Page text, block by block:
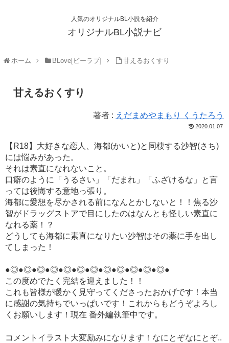
人気のオリジナルBL小説を紹介
オリジナルBL小説ナビ
ホーム BLove[ビーラブ] 甘えるおくすり
甘えるおくすり
著者 : えだまめやまもり くうたろう
2020.01.07
【R18】大好きな恋人、海都(かいと)と同棲する沙智(さち)
には悩みがあった。
それは素直になれないこと。
口癖のように「うるさい」「だまれ」「ふざけるな」と言
っては後悔する意地っ張り。
海都に愛想を尽かされる前になんとかしないと！！焦る沙
智がドラッグストアで目にしたのはなんとも怪しい素直に
なれる薬！？
どうしても海都に素直になりたい沙智はその薬に手を出し
てしまった！
●◎●◎●◎●◎●◎●◎●◎●◎●◎●◎●◎●◎●
この度めでたく完結を迎えました！！
これも皆様が暖かく見守ってくださったおかげです！本当
に感謝の気持ちでいっぱいです！これからもどうぞよろし
くお願いします！現在 番外編執筆中です。
コメントイラスト大変励みになります！なにとぞなにとぞ..